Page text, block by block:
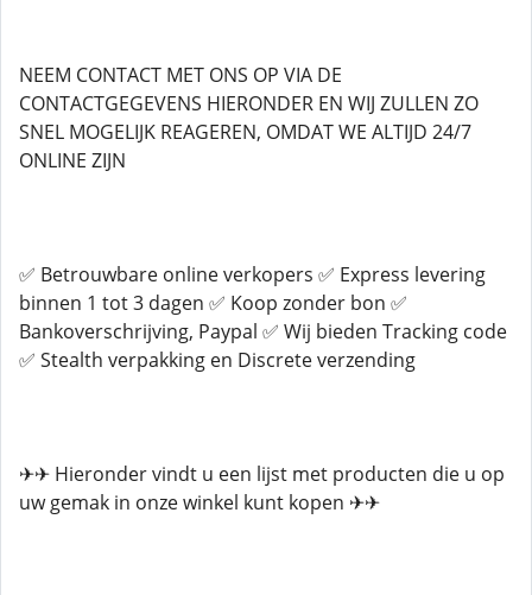
NEEM CONTACT MET ONS OP VIA DE
CONTACTGEGEVENS HIERONDER EN WIJ ZULLEN ZO
SNEL MOGELIJK REAGEREN, OMDAT WE ALTIJD 24/7
ONLINE ZIJN
✅ Betrouwbare online verkopers ✅ Express levering
binnen 1 tot 3 dagen ✅ Koop zonder bon ✅
Bankoverschrijving, Paypal ✅ Wij bieden Tracking code
✅ Stealth verpakking en Discrete verzending
✈✈ Hieronder vindt u een lijst met producten die u op
uw gemak in onze winkel kunt kopen ✈✈